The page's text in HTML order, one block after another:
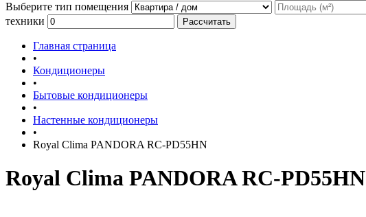
Выберите тип помещения
техники
Рассчитать
Главная страница
•
Кондиционеры
•
Бытовые кондиционеры
•
Настенные кондиционеры
•
Royal Clima PANDORA RC-PD55HN
Royal Clima PANDORA RC-PD55HN